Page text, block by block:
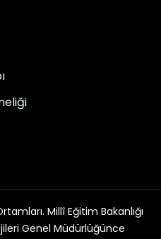
Millî Eğitim Bakanlığı
Genel Müdürlüğünce